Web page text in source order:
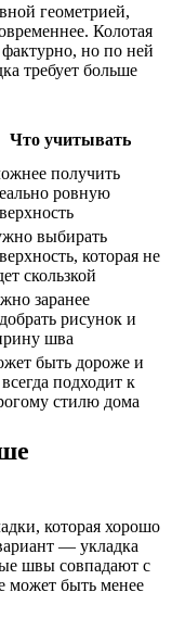
геометрией,
Колотая
фактурно, но по ней
требует больше
Что учитывать
получить
ровную
выбирать
которая не
скользкой
заранее
рисунок и
шва
быть дороже и
подходит к
стилю дома
которая хорошо
— укладка
швы совпадают с
может быть менее